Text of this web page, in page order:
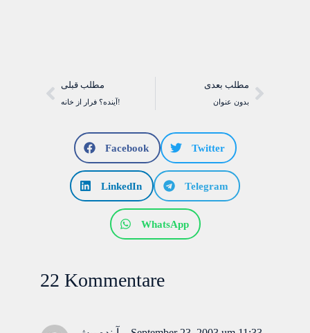
مطلب قبلی
آينده؟ فرار از خانه!
مطلب بعدی
بدون عنوان
Facebook Twitter
LinkedIn Telegram
WhatsApp
22 Kommentare